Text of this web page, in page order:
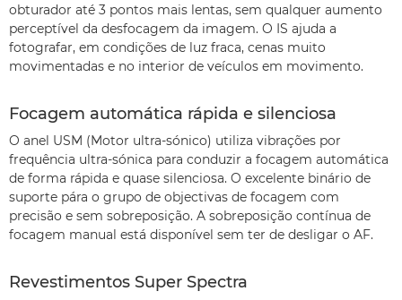
obturador até 3 pontos mais lentas, sem qualquer aumento
perceptível da desfocagem da imagem. O IS ajuda a
fotografar, em condições de luz fraca, cenas muito
movimentadas e no interior de veículos em movimento.
Focagem automática rápida e silenciosa
O anel USM (Motor ultra-sónico) utiliza vibrações por
frequência ultra-sónica para conduzir a focagem automática
de forma rápida e quase silenciosa. O excelente binário de
suporte pára o grupo de objectivas de focagem com
precisão e sem sobreposição. A sobreposição contínua de
focagem manual está disponível sem ter de desligar o AF.
Revestimentos Super Spectra